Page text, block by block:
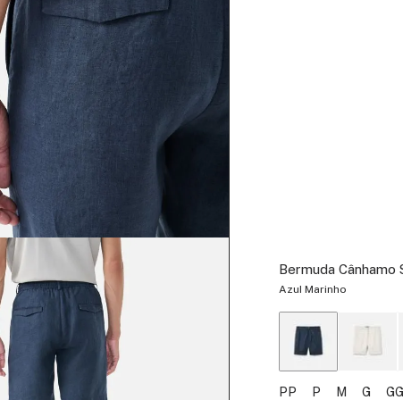
Bermuda Cânhamo
Azul Marinho
PP P M G GG